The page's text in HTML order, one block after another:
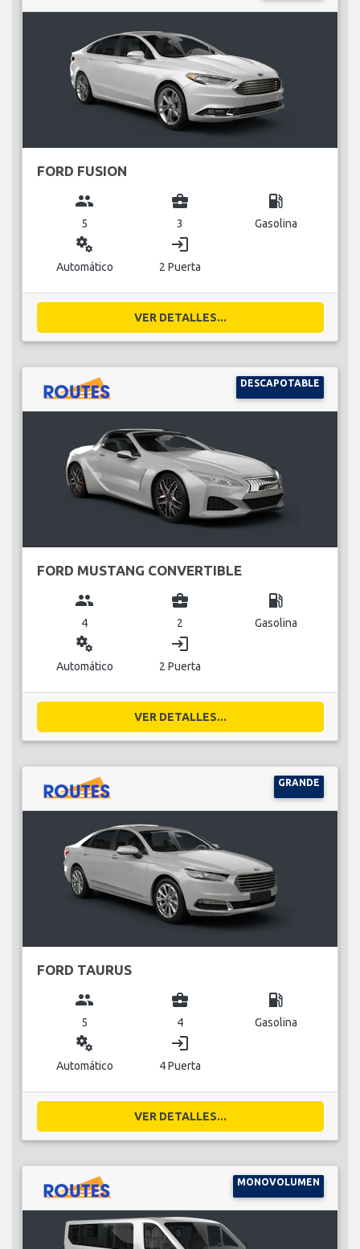
FORD FUSION
group
5
business_center
3
local_gas_station
Gasolina
miscellaneous_services
Automático
login
2 Puerta
VER DETALLES...
DESCAPOTABLE
FORD MUSTANG CONVERTIBLE
group
4
business_center
2
local_gas_station
Gasolina
miscellaneous_services
Automático
login
2 Puerta
VER DETALLES...
GRANDE
FORD TAURUS
group
5
business_center
4
local_gas_station
Gasolina
miscellaneous_services
Automático
login
4 Puerta
VER DETALLES...
MONOVOLUMEN